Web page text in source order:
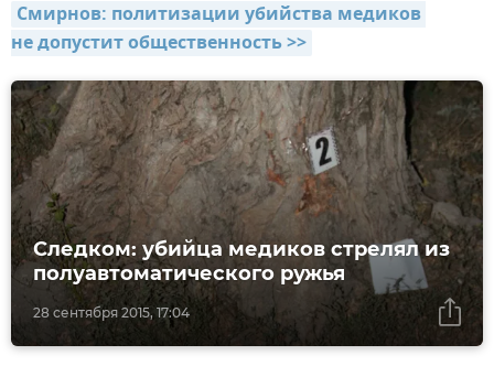
Смирнов: политизации убийства медиков
не допустит общественность >>
28 сентября 2015, 17:04
Следком: убийца медиков стрелял из
полуавтоматического ружья